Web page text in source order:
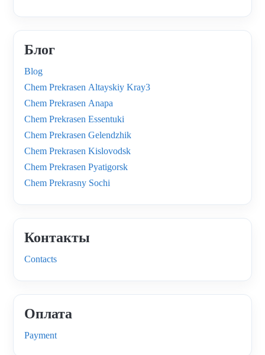
Блог
Blog
Chem Prekrasen Altayskiy Kray3
Chem Prekrasen Anapa
Chem Prekrasen Essentuki
Chem Prekrasen Gelendzhik
Chem Prekrasen Kislovodsk
Chem Prekrasen Pyatigorsk
Chem Prekrasny Sochi
Контакты
Contacts
Оплата
Payment